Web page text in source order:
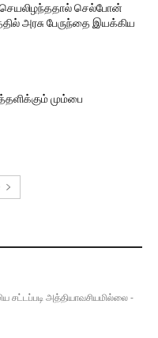
செயலிழந்ததால் செல்போன்
அரசு பேருந்தை இயக்கிய
மும்பை